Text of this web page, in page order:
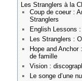
Les Stranglers à la
Coup de coeur :
Stranglers
English Lessons
Les Stranglers :
Hope and
de famille
Vision :
Le songe d’une